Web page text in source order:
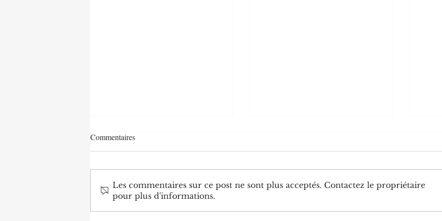
Agriculture : Denis Sassou
Diplomatie : trois nouveaux
Commentaires
Les commentaires sur ce post ne sont plus acceptés. Contactez le propriétaire
pour plus d'informations.